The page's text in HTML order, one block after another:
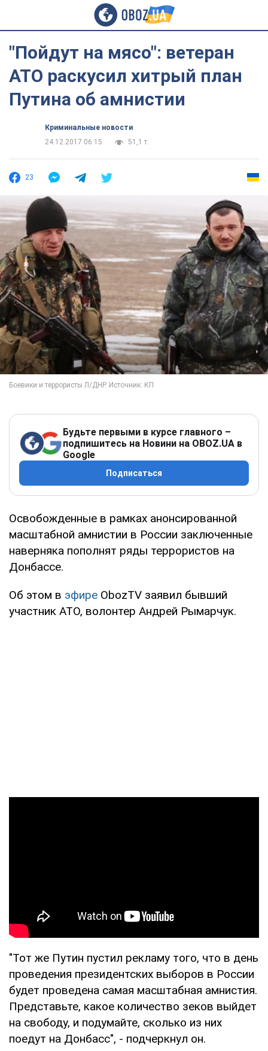
"Пойдут на мясо": ветеран
АТО раскусил хитрый план
Путина об амнистии
Криминальные новости
24.12.2017 06:15
51,1 т.
23
Будьте первыми в курсе главного –
подпишитесь на Новини на OBOZ.UA в
Google
Подписаться
Освобожденные в рамках анонсированной
масштабной амнистии в России заключенные
наверняка пополнят ряды террористов на
Донбассе.
Об этом в эфире ObozTV заявил бывший
участник АТО, волонтер Андрей Рымарчук.
"Тот же Путин пустил рекламу того, что в день
проведения президентских выборов в России
будет проведена самая масштабная амнистия.
Представьте, какое количество зеков выйдет
на свободу, и подумайте, сколько из них
поедут на Донбасс", - подчеркнул он.